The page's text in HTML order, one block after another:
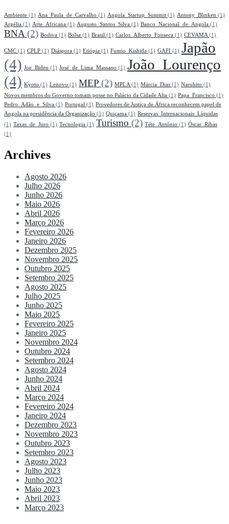
Ambiente (1) Ana_Paula_de_Carvalho (1) Angola_Startup_Summit (1) Antony_Blinken (1)
Argélia (1) Arte_Africana (1) Augusto_Santos_Silva (1) Banco_Nacional_de_Angola (1)
BNA(2) Bodiva (1) Bolsa (1) Brasil (1) Carlos_Alberto_Fonseca (1) CEVAMA(1)
CMC (1) CPLP (1) Diáspora (1) Etiópia (1) Fumio_Kishida (1) GAFI (1) Japão
(4) Joe_Biden (1) José_de_Lima_Massano (1) João_Lourenço
(4) Kyoto (1) Lenovo (1) MEP (2) MPLA(1) Márcia_Dias (1) Naruhito (1)
Novos membros do Governo tomam posse no Palácio da Cidade Alta (1) Papa_Francisco (1)
Pedro_Adão_e_Silva (1) Portugal (1) Provedores de Justiça de África reconhecem papel de
Angola na presidência da Organização (1) Quiçama (1) Reservas_Internacionais_Líquidas
(1) Taxas_de_Juro (1) Tecnologia (1) Turismo (2) Téte_António (1) Óscar_Ribas
(1)
Archives
Agosto 2026
Julho 2026
Junho 2026
Maio 2026
Abril 2026
Março 2026
Fevereiro 2026
Janeiro 2026
Dezembro 2025
Novembro 2025
Outubro 2025
Setembro 2025
Agosto 2025
Julho 2025
Junho 2025
Maio 2025
Fevereiro 2025
Janeiro 2025
Novembro 2024
Outubro 2024
Setembro 2024
Agosto 2024
Junho 2024
Abril 2024
Março 2024
Fevereiro 2024
Janeiro 2024
Dezembro 2023
Novembro 2023
Outubro 2023
Setembro 2023
Agosto 2023
Julho 2023
Junho 2023
Maio 2023
Abril 2023
Março 2023